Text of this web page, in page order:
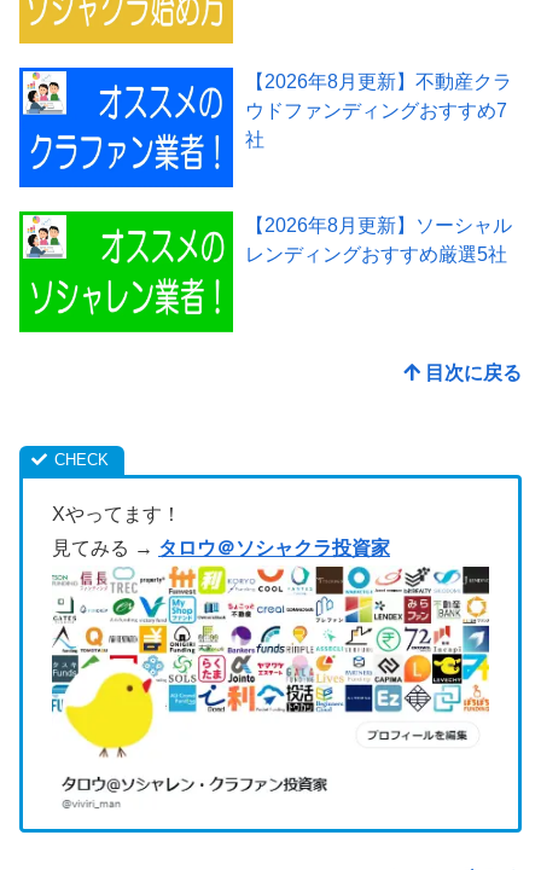
【2026年8月更新】不動産クラ
ウドファンディングおすすめ7
社
【2026年8月更新】ソーシャル
レンディングおすすめ厳選5社
目次に戻る
Xやってます！
見てみる → タロウ＠ソシャクラ投資家